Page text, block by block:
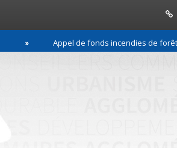
Appel de fonds incendies de forêt